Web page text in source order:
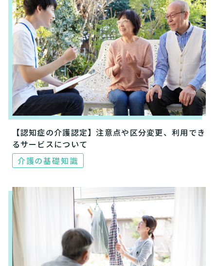
【認知症の介護認定】注意点や区分変更、利用でき
るサービスについて
介護の基礎知識